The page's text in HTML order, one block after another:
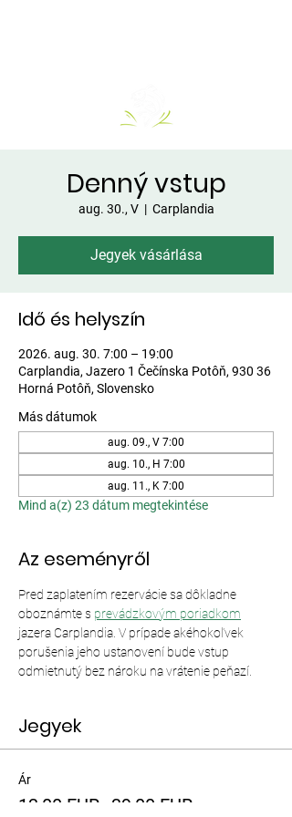
Denný vstup
aug. 30., V
  |
Carplandia
Jegyek vásárlása
Idő és helyszín
2026. aug. 30. 7:00 – 19:00
Carplandia, Jazero 1 Čečínska Potôň, 930 36
Horná Potôň, Slovensko
Más dátumok
aug. 09., V 7:00
aug. 10., H 7:00
aug. 11., K 7:00
Mind a(z) 23 dátum megtekintése
Az eseményről
Pred zaplatením rezervácie sa dôkladne
oboznámte s prevádzkovým poriadkom
jazera Carplandia. V prípade akéhokoľvek
porušenia jeho ustanovení bude vstup
odmietnutý bez nároku na vrátenie peňazí.
Jegyek
Ár
13,00 EUR–39,00 EUR